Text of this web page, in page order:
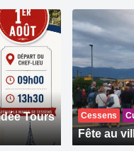
Tours
Cessens
Fête au